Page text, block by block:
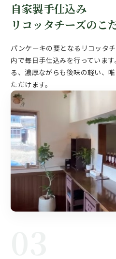
自家製手仕込み
リコッタチーズのこ
パンケーキの要となるリコッタ
内で毎日手仕込みを行っていま
る、濃厚ながらも後味の軽い、
ただけます。